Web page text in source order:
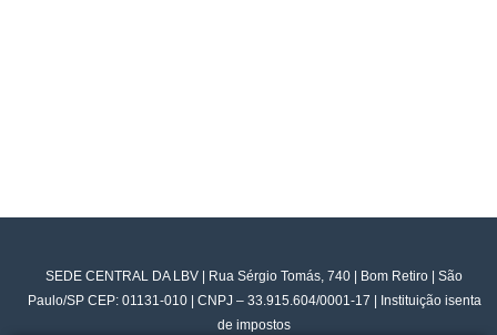
SEDE CENTRAL DA LBV | Rua Sérgio Tomás, 740 | Bom Retiro | São
Paulo/SP CEP: 01131-010 | CNPJ – 33.915.604/0001-17 | Instituição isenta
de impostos